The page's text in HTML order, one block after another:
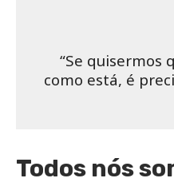
“Se quisermos
como está, é
Todos nós